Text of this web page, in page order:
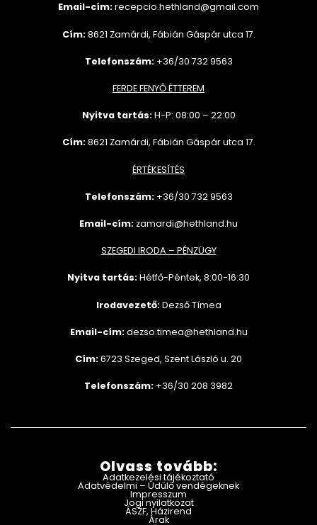
Email-cím:recepcio.hethland@gmail.com
Cím:8621 Zamárdi, Fábián Gáspár utca 17.
Telefonszám: +36/30 732 9563
FERDE FENYŐ ÉTTEREM
Nyitva tartás:H-P: 08:00 – 22:00
Cím:8621 Zamárdi, Fábián Gáspár utca 17.
ÉRTÉKESÍTÉS
Telefonszám: +36/30 7329563
Email-cím: zamardi@hethland.hu
SZEGEDI IRODA – PÉNZÜGY
Nyitva tartás:Hétfő-Péntek, 8:00-16:30
Irodavezető:Dezső Tímea
Email-cím: dezso.timea@hethland.hu
Cím:6723 Szeged, Szent László u. 20
Telefonszám: +36/30 208 3982
Olvass tovább:
Adatkezelési tájékoztató
Adatvédelmi – Üdülő vendégeknek
Impresszum
Jogi nyilatkozat
ÁSZF, Házirend
Árak